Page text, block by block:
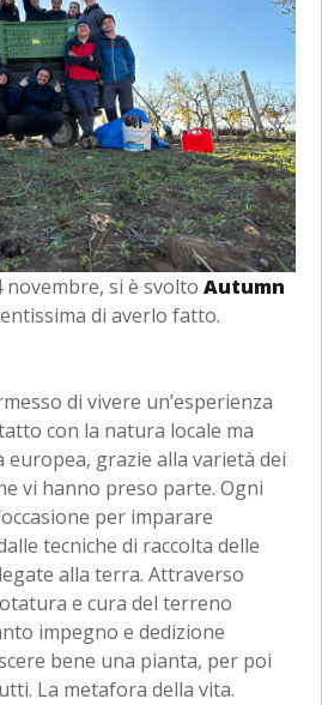
si è svolto Autumn
di averlo fatto.
di vivere un’esperienza
con la natura locale ma
europea, grazie alla varietà dei
vi hanno preso parte. Ogni
per imparare
tecniche di raccolta delle
alla terra. Attraverso
e cura del terreno
impegno e dedizione
bene una pianta, per poi
La metafora della vita.